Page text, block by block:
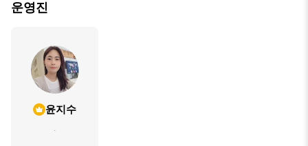
운영진
윤지수
.